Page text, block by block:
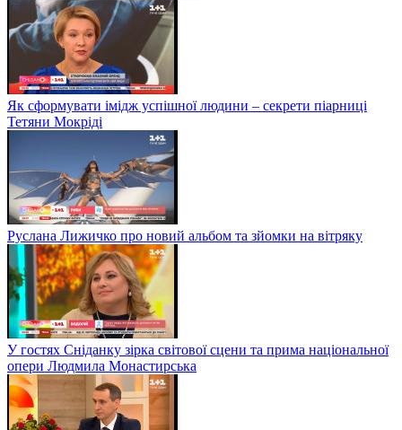
Як сформувати імідж успішної людини – секрети піарниці
Тетяни Мокріді
Руслана Лижичко про новий альбом та зйомки на вітряку
У гостях Сніданку зірка світової сцени та прима національної
опери Людмила Монастирська